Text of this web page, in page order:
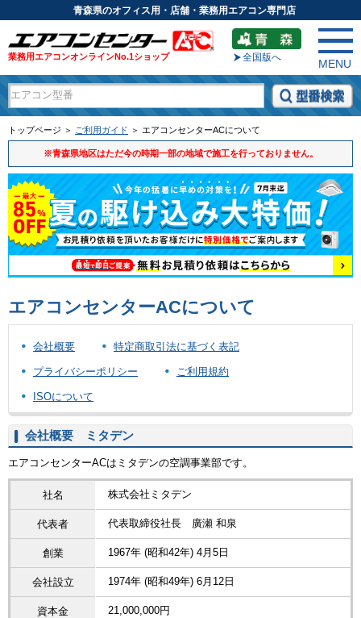
青森県のオフィス用・店舗・業務用エアコン専門店
業務用エアコンオンラインNo.1ショップ 全国版へ
MENU
トップページ ＞ ご利用ガイド ＞ エアコンセンターACについて
※青森県地区はただ今の時期一部の地域で施工を行っておりません。
エアコンセンターACについて
会社概要 特定商取引法に基づく表記
プライバシーポリシー ご利用規約
ISOについて
会社概要 ミタデン
エアコンセンターACはミタデンの空調事業部です。
社名 株式会社ミタデン
代表者 代表取締役社長 廣瀬 和泉
創業 1967年 (昭和42年) 4月5日
会社設立 1974年 (昭和49年) 6月12日
資本金 21,000,000円